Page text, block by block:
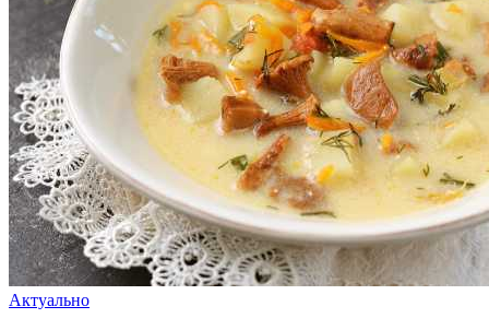
Актуально